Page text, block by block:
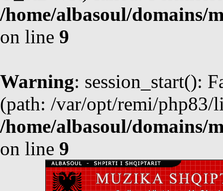
/home/albasoul/domains/
on line 9
Warning: session_start():
(path: /var/opt/remi/php83/
/home/albasoul/domains/
on line 9